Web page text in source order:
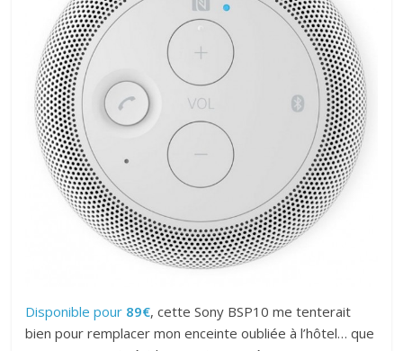
Disponible pour 89€, cette Sony BSP10 me tenterait
bien pour remplacer mon enceinte oubliée à l’hôtel… que